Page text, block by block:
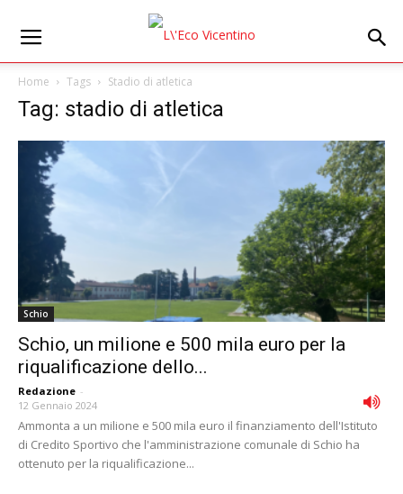
Home Tags Stadio di atletica
Tag: stadio di atletica
Schio
Schio, un milione e 500 mila euro per la
riqualificazione dello...
Redazione -
12 Gennaio 2024
Ammonta a un milione e 500 mila euro il finanziamento dell'Istituto
di Credito Sportivo che l'amministrazione comunale di Schio ha
ottenuto per la riqualificazione...